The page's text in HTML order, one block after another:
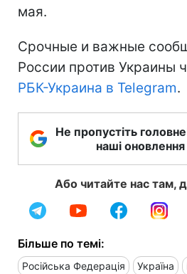
мая.
Срочные и важные
России против Украины
РБК-Украина в Telegram.
Не пропустіть
наші
Або читайте нас там,
Більше по темі:
Російська Федерація Україна